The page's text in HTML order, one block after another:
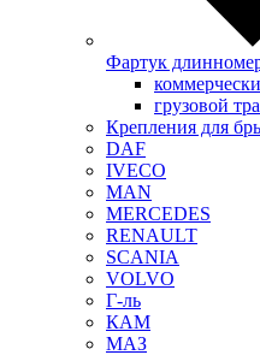
Фартук
грузовой
Крепления для
DAF
IVECO
MAN
MERCEDES
RENAULT
SCANIA
VOLVO
Г-ль
КАМ
МАЗ